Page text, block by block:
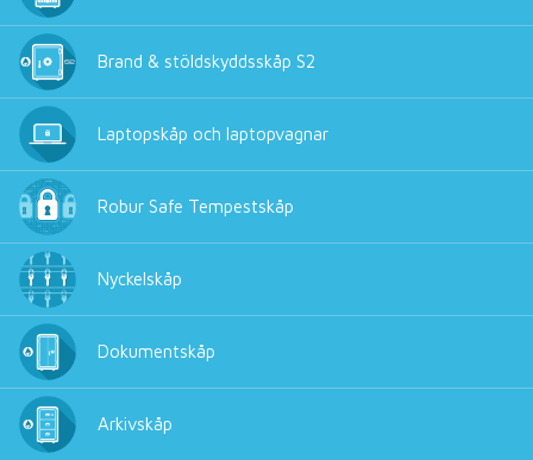
Brand & stöldskyddsskåp S2
Laptopskåp och laptopvagnar
Robur Safe Tempestskåp
Nyckelskåp
Dokumentskåp
Arkivskåp